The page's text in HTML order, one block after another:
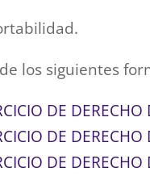
los siguientes
DE DERECHO
DE DERECHO
DE DERECHO